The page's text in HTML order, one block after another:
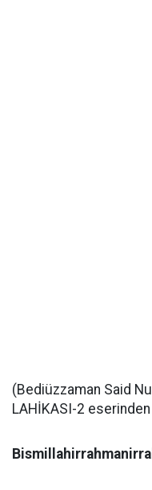
(Bediüzzaman Said
LAHİKASI-2